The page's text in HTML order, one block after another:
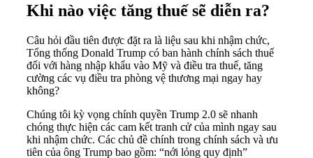
Khi nào việc tăng thuế sẽ diễn ra?
Câu hỏi đầu tiên được đặt ra là liệu sau khi nhậm chức,
Tổng thống Donald Trump có ban hành chính sách thuế
đối với hàng nhập khẩu vào Mỹ và điều tra thuế, tăng
cường các vụ điều tra phòng vệ thương mại ngay hay
không?
Chúng tôi kỳ vọng chính quyền Trump 2.0 sẽ nhanh
chóng thực hiện các cam kết tranh cử của mình ngay sau
khi nhậm chức. Các chủ đề chính trong chính sách và ưu
tiên của ông Trump bao gồm: “nới lỏng quy định”